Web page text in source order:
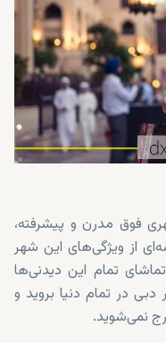
فوق مدرن و پیشرفته،
از ویژگی‌های این شهر
تمام این دیدنی‌ها
دبی در تمام دنیا بروید و
نمی‌شوید.